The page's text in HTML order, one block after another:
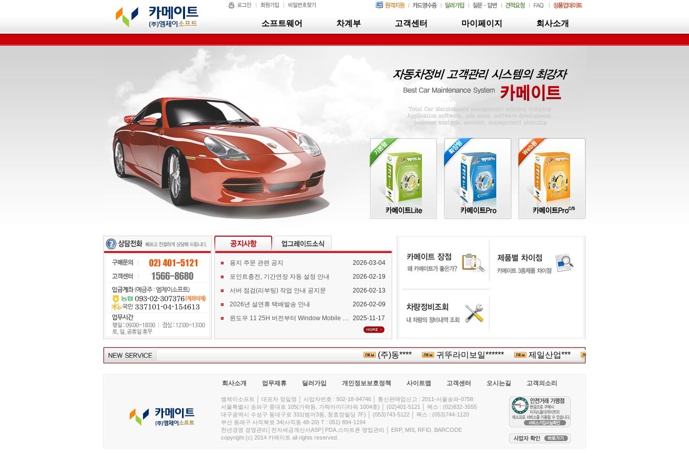
소프트웨어 차계부 고객센터 마이페이지 회사소개
용지 주문 관련 공지
2026-03-04
포인트충전, 기간연장 자동 설정 안내
2026-02-19
서버 점검(리부팅) 작업 안내 공지문
2026-02-13
2026년 설연휴 택배발송 안내
2026-02-09
윈도우 11 25H 버전부터 Window Mobile Device Center 지원 중단 안내
2025-11-17
(주)동**** 귀뚜라미보일****** 제일산업*** 오리*
회사소개 업무제휴 딜러가입 개인정보보호정책 사이트맵 고객센터 오시는길 고객의소리
엠제이소프트 │ 대표자 정일영 │ 사업자번호 : 502-18-94746 │ 통신판매업신고 : 2011-서울송파-0758
서울특별시 송파구 중대로 105(가락동, 가락아이디타워 1004호) │ (02)401-5121 │ 팩스 : (02)832-3555
대구광역시 수성구 동대구로 331(범어3동, 청효정빌딩 7F) │ (053)743-5122 │ 팩스 : (053)744-1120
부산 동래구 사직북로 34(사직동 48-20) T : 051) 894-1194
천년경영 경영관리│전자세금계산서ASP│PDA.스마트폰 영업관리 │ ERP, MIS, RFID, BARCODE
copyright (c) 2014 카메이트 all rights reserved.